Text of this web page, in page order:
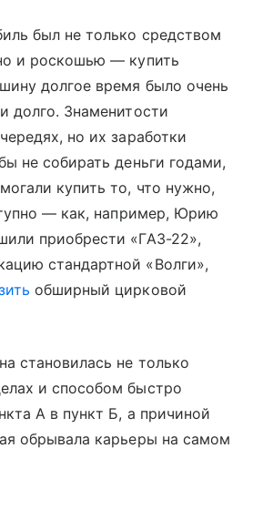
был не только средством
и роскошью — купить
долгое время было очень
долго. Знаменитости
но их заработки
не собирать деньги годами,
купить то, что нужно,
— как, например, Юрию
приобрести «ГАЗ-22»,
стандартной «Волги»,
обширный цирковой
становилась не только
и способом быстро
А в пункт Б, а причиной
обрывала карьеры на самом